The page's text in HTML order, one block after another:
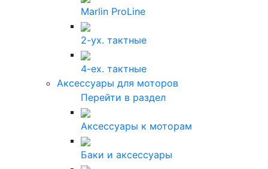
Marlin ProLine
2-ух. тактные
4-ех. тактные
Аксессуары для моторов
Перейти в раздел
Аксессуары к моторам
Баки и аксессуары